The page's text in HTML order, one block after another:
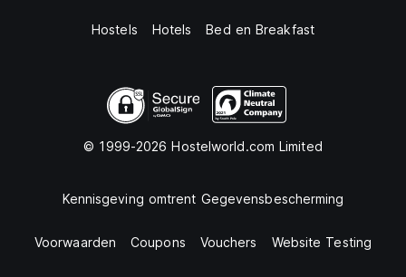
Hostels Hotels Bed en Breakfast
© 1999-2026 Hostelworld.com Limited
Kennisgeving omtrent Gegevensbescherming
Voorwaarden Coupons Vouchers Website Testing